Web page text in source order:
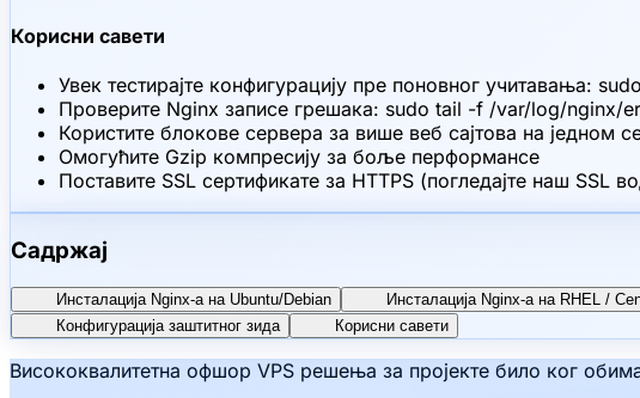
Корисни савети
Увек тестирајте конфигурацију пре поновног учитавања:
Проверите Nginx записе грешака: sudo tail -f /var/log/nginx/
Користите блокове сервера за више веб сајтова на једном
Омогућите Gzip компресију за боље перформансе
Поставите SSL сертификате за HTTPS (погледајте наш SSL
Садржај
Инсталација Nginx-а на Ubuntu/Debian Инсталација Nginx-а на RHEL /
Конфигурација заштитног зида
Корисни савети
Висококвалитетна офшор VPS решења за пројекте било ког